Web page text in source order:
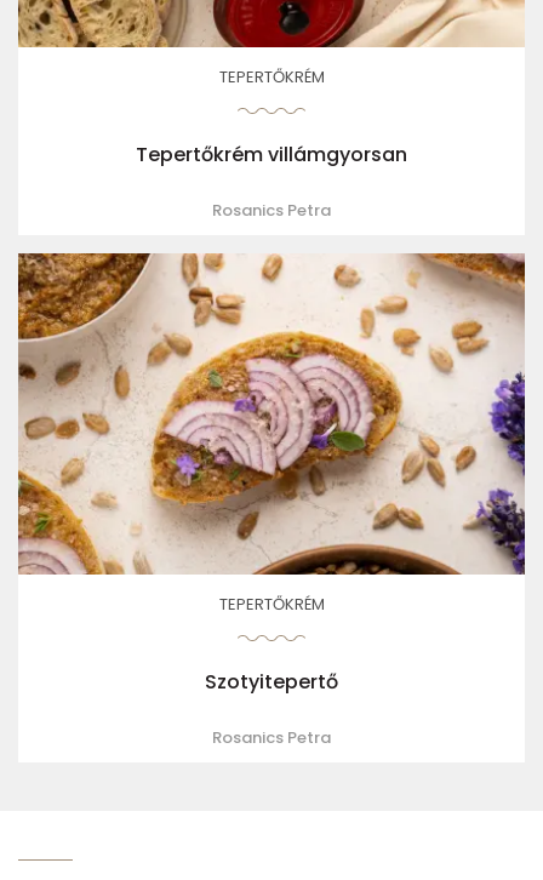
TEPERTŐKRÉM
Tepertőkrém villámgyorsan
Rosanics Petra
TEPERTŐKRÉM
Szotyitepertő
Rosanics Petra